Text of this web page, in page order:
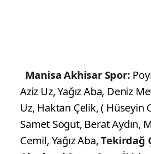
Manisa Akhisar Spor:
Aziz Uz, Yağız Aba, Deniz
Uz, Haktan Çelik, ( Hüseyin
Samet Sögüt, Berat Aydın,
Cemil, Yağız Aba,Tekirdağ